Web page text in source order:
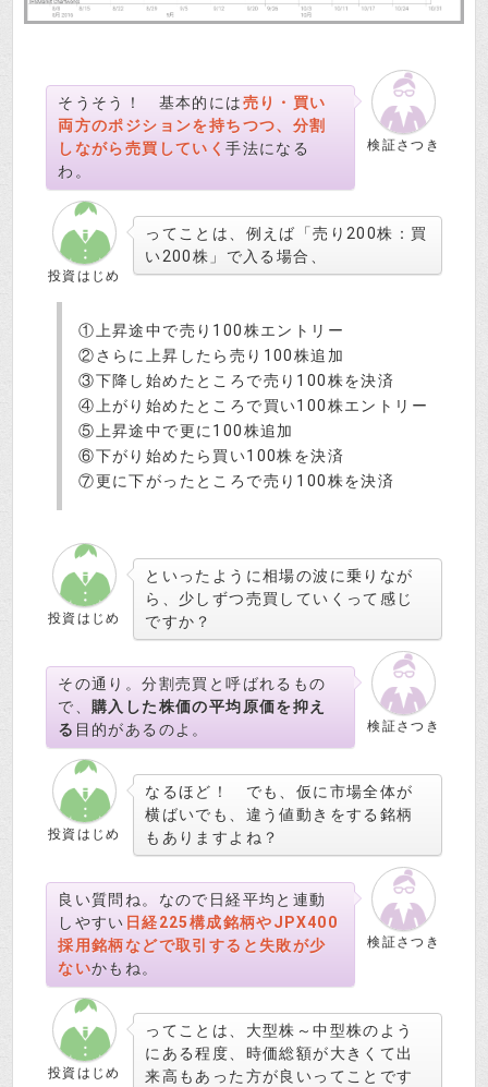
検証さつき
そうそう！ 基本的には売り・買い
両方のポジションを持ちつつ、分割
しながら売買していく手法になる
わ。
投資はじめ
ってことは、例えば「売り200株：買
い200株」で入る場合、
①上昇途中で売り100株エントリー
②さらに上昇したら売り100株追加
③下降し始めたところで売り100株を決済
④上がり始めたところで買い100株エントリー
⑤上昇途中で更に100株追加
⑥下がり始めたら買い100株を決済
⑦更に下がったところで売り100株を決済
投資はじめ
といったように相場の波に乗りなが
ら、少しずつ売買していくって感じ
ですか？
検証さつき
その通り。分割売買と呼ばれるもの
で、
購入した株価の平均原価を抑え
る 目的があるのよ。
投資はじめ
なるほど！ でも、仮に市場全体が
横ばいでも、違う値動きをする銘柄
もありますよね？
検証さつき
良い質問ね。なので日経平均と連動
しやすい 日経225構成銘柄やJPX400
採用銘柄などで取引すると失敗が少
ないかもね。
投資はじめ
ってことは、大型株～中型株のよう
にある程度、時価総額が大きくて出
来高もあった方が良いってことです